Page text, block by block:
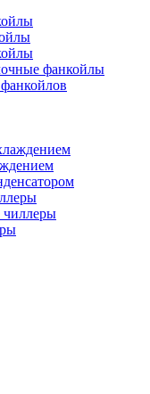
фанкойлы